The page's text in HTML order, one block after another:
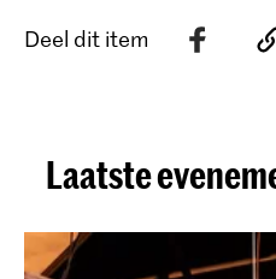
Deel dit item
Laatste